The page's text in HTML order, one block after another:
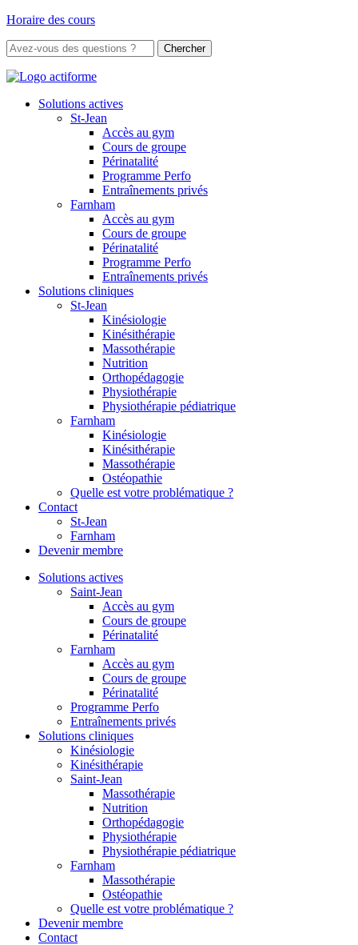
Horaire des cours
Rechercher:
Solutions actives
St-Jean
Accès au gym
Cours de groupe
Périnatalité
Programme Perfo
Entraînements privés
Farnham
Accès au gym
Cours de groupe
Périnatalité
Programme Perfo
Entraînements privés
Solutions cliniques
St-Jean
Kinésiologie
Kinésithérapie
Massothérapie
Nutrition
Orthopédagogie
Physiothérapie
Physiothérapie pédiatrique
Farnham
Kinésiologie
Kinésithérapie
Massothérapie
Ostéopathie
Quelle est votre problématique ?
Contact
St-Jean
Farnham
Devenir membre
Solutions actives
Saint-Jean
Accès au gym
Cours de groupe
Périnatalité
Farnham
Accès au gym
Cours de groupe
Périnatalité
Programme Perfo
Entraînements privés
Solutions cliniques
Kinésiologie
Kinésithérapie
Saint-Jean
Massothérapie
Nutrition
Orthopédagogie
Physiothérapie
Physiothérapie pédiatrique
Farnham
Massothérapie
Ostéopathie
Quelle est votre problématique ?
Devenir membre
Contact